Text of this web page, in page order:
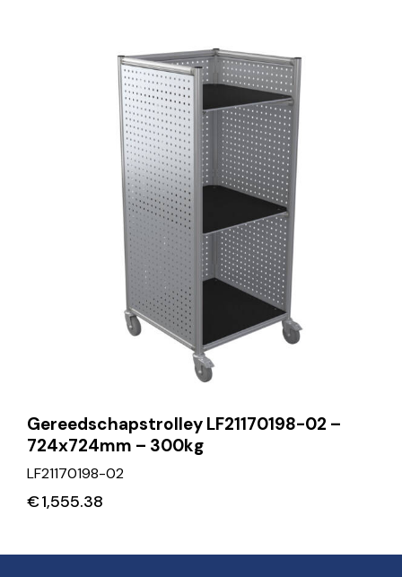
Gereedschapstrolley LF21170198-02 –
724x724mm – 300kg
LF21170198-02
€1,555.38